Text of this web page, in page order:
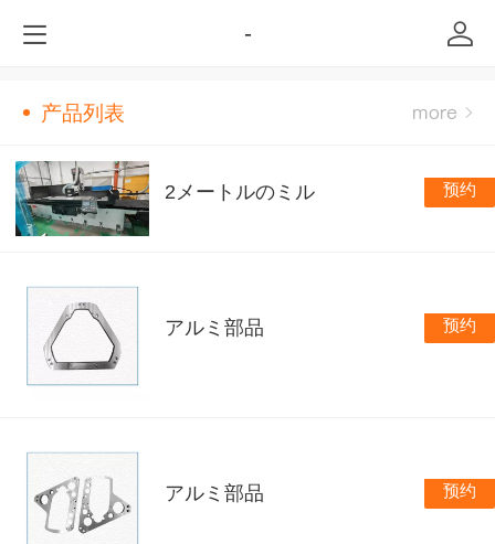
-
产品列表
2メートルのミル 预约
アルミ部品 预约
アルミ部品 预约